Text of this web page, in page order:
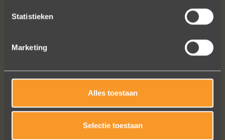
Statistieken
Marketing
Alles toestaan
Selectie toestaan
VOLG ONS OP SOCIALE MEDIA